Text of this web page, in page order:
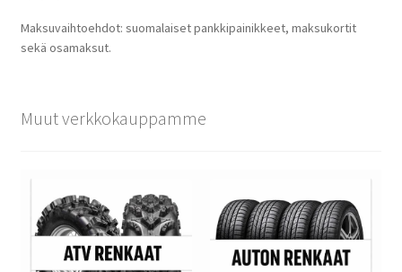
Maksuvaihtoehdot: suomalaiset pankkipainikkeet, maksukortit
sekä osamaksut.
Muut verkkokauppamme